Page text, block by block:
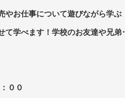
やお仕事について遊びながら学ぶ
て学べます！学校のお友達や兄弟･
００